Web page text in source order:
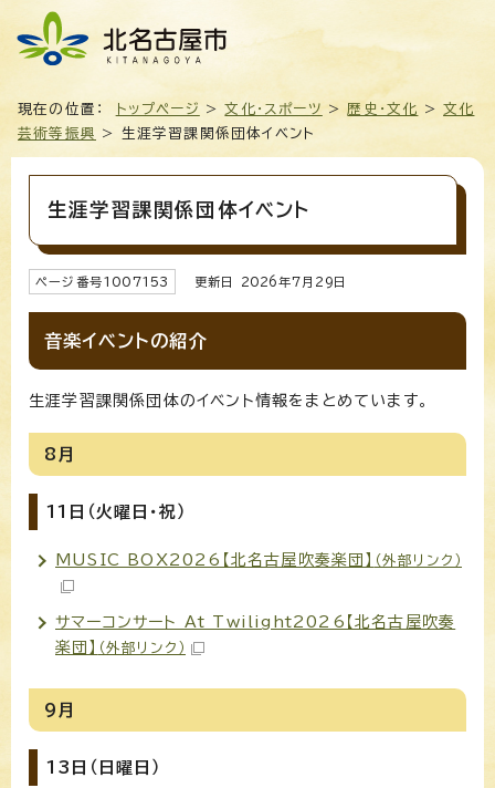
現在の位置： トップページ >文化・スポーツ >歴史・文化 >文化
芸術等振興
> 生涯学習課関係団体イベント
生涯学習課関係団体イベント
ページ番号1007153 更新日 2026年7月 29 日
音楽イベントの紹介
生涯学習課関係団体のイベント情報をまとめています。
8月
11日（火曜日・祝）
MUSIC BOX2026【北名古屋吹奏楽団】 （外部リンク）
サマーコンサート At Twilight2026【北名古屋吹奏
楽団】 （外部リンク）
9月
13日（日曜日）